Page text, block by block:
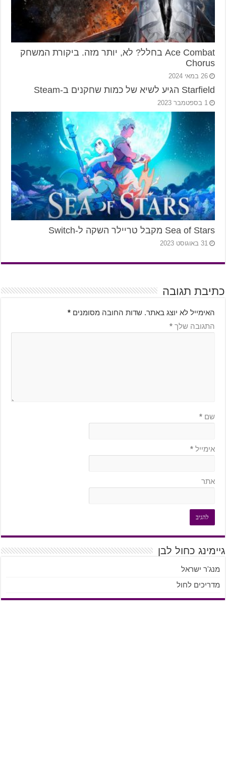
Ace Combat בחלל? לא, יותר מזה. ביקורת המשחק
Chorus
26 במאי 2024
Starfield הגיע לשיא של כמות שחקנים ב-Steam
1 בספטמבר 2023
Sea of Stars מקבל טריילר השקה ל-Switch
31 באוגוסט 2023
כתיבת תגובה
האימייל לא יוצג באתר. שדות החובה מסומנים *
התגובה שלך *
שם *
אימייל *
אתר
גיימינג כחול לבן
מנג'ר ישראל
מדריכים לחול